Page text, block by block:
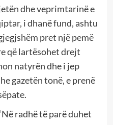
dhe veprimtarinë e
i dhanë fund, ashtu
pret një pemë
që lartësohet drejt
natyrën dhe i jep
gazetën tonë, e prenë
radhë të parë duhet